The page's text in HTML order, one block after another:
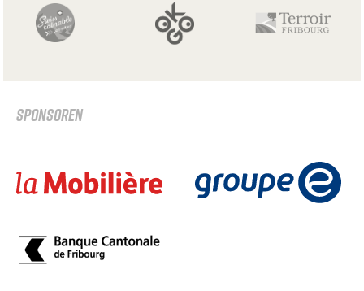
SPONSOREN